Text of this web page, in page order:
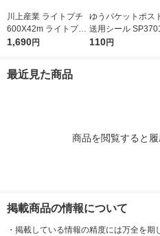
川上産業 ライトプチ
600X42m ライトプチ
(R) 幅600mm×42m巻
1,690円
ゆうパケットポス
送用シール
パック（20枚入）
110円
最近見た商品
商品を閲覧すると
掲載商品の情報について
・ 掲載している情報の精度には万全を期